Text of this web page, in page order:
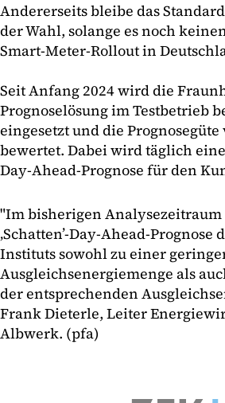
Andererseits bleibe das
der Wahl, solange es noch
Smart-Meter-Rollout in
Seit Anfang 2024 wird die
Prognoselösung im Testbetrieb
eingesetzt und die
bewertet. Dabei wird täglich
Day-Ahead-Prognose für den
"Im bisherigen
‚Schatten’-Day-Ahead-Prognose
Instituts sowohl zu einer
Ausgleichsenergiemenge als
der entsprechenden
Frank Dieterle, Leiter
Albwerk. (pfa)